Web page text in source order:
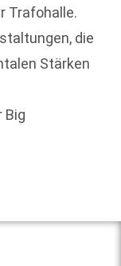
Trafohalle.
die
Stärken
Big